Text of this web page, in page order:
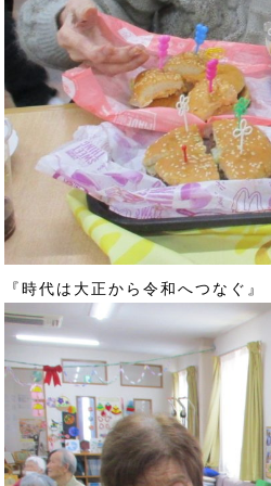
『時代は大正から令和へつなぐ